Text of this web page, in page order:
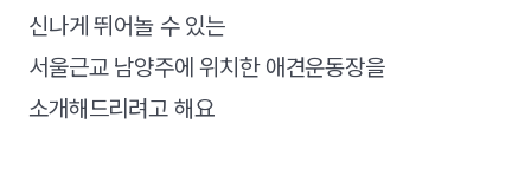
신나게 뛰어놀 수 있는
서울근교 남양주에 위치한 애견운동장을
소개해드리려고 해요